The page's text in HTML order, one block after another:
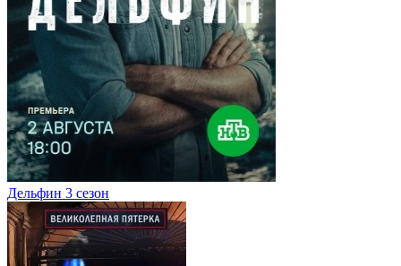
Дельфин 3 сезон